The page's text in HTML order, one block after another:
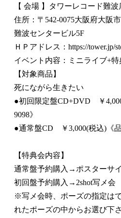
【 会場 】タワーレコード難
住所：〒542-0075大阪府大阪
難波センタービル5F
ＨＰアドレス：https://tower.jp/
イベント内容：ミニライブ+特
【対象商品】
死にながら生きたい
●初回限定盤CD+DVD ￥
9098》
●通常盤CD ￥3,000(税込)《品
【特典会内容】
通常盤予約購入→ポスターサ
初回盤予約購入→2shot写メ会
※写メ会時、ポーズの指定は
れたポーズの中からお選び下